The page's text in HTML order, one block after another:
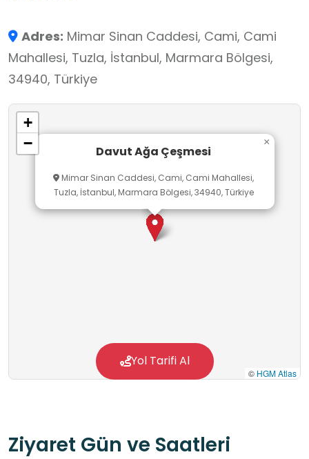
yaklaşık 40 cm’lik bölümü toprak altında
kalmıştır. Davut Ağa Çeşmesi, öğrencilerin
geçmiş dönemlerde suyun günlük yaşam
içindeki yeri, kamusal alanların işlevi ve tarihî
çevre bilinci konularını yerinde
gözlemlemelerine imkân tanıması nedeniyle
taşımaktadır. Bu mekân, tarihsel süreklilik,
kültürel mirasın korunması ve toplumsal
yaşamın mekânla ilişkisi üzerine farkındalık
Adres: Mimar Sinan Caddesi, Cami, Cami
Mahallesi, Tuzla, İstanbul, Marmara Bölgesi,
34940, Türkiye
Davut Ağa Çeşmesi
Mimar Sinan Caddesi, Cami, Cami Mahallesi,
Tuzla, İstanbul, Marmara Bölgesi, 34940, Türkiye
×
+
−
© HGM Atlas
Yol Tarifi Al
Ziyaret Gün ve Saatleri